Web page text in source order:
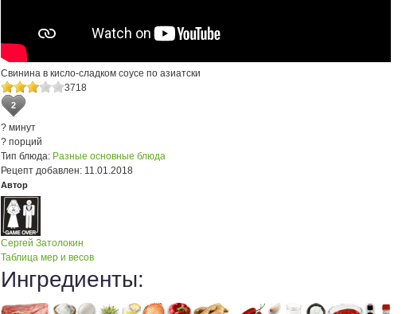
Свинина в кисло-сладком соусе по азиатски
3718
2
? минут
? порций
Тип блюда: Разные основные блюда
Рецепт добавлен: 11.01.2018
Автор
Сергей Затолокин
Таблица мер и весов
Ингредиенты: